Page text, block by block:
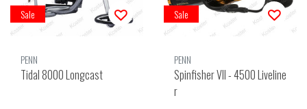
Sale
PENN
Tidal 8000 Longcast
Sale
PENN
Spinfisher VII - 4500 Liveline
r